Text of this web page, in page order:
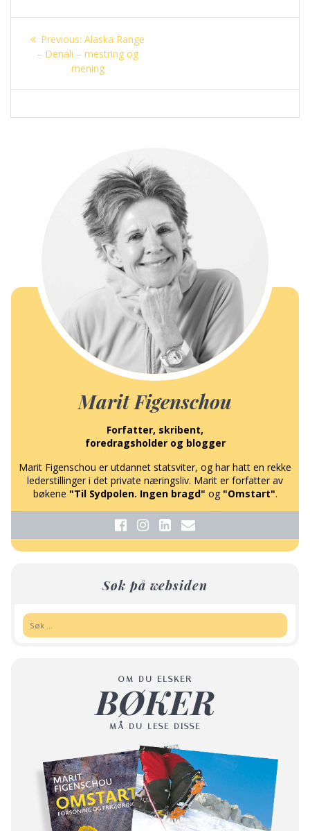
Innleggsnavigasjon
Previous: Previous
post:
Alaska Range
– Denali – mestring og
mening
Marit Figenschou
Forfatter, skribent,
foredragsholder og blogger
Marit Figenschou er utdannet statsviter, og har hatt en rekke
lederstillinger i det private næringsliv. Marit er forfatter av
bøkene "Til Sydpolen. Ingen bragd" og "Omstart".
Søk på websiden
OM DU ELSKER
BØKER
MÅ DU LESE DISSE